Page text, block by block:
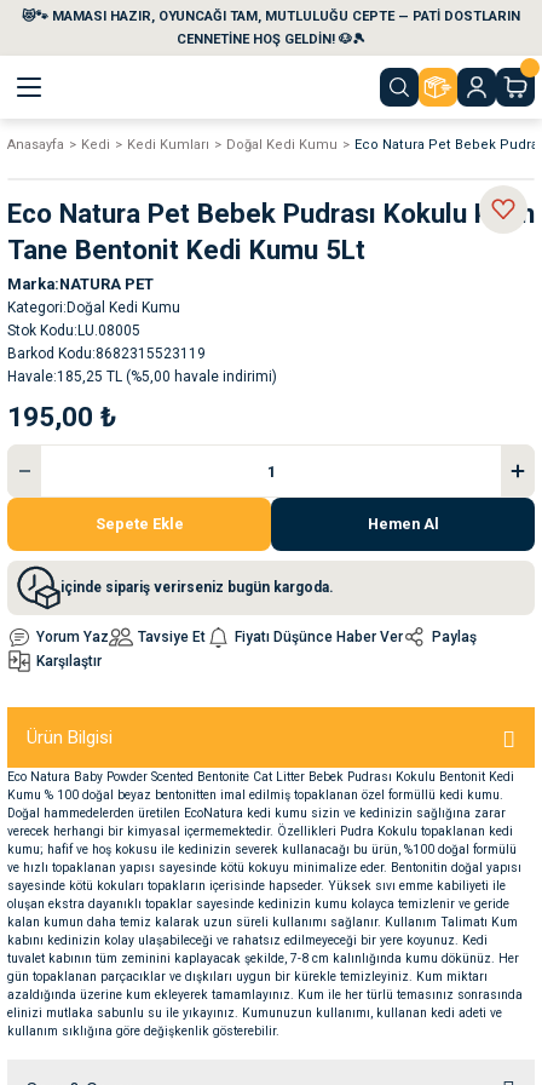
😻🐾 MAMASI HAZIR, OYUNCAĞI TAM, MUTLULUĞU CEPTE — PATİ DOSTLARIN
CENNETİNE HOŞ GELDİN! 🐶🎾
Geri Dön
Geri Dön
Temizlik Ürünleri
Su Kabları
Kemikleri
Seyahat Ürünleri
Geri Dön
Geri Dön
Geri Dön
Geri Dön
Anasayfa Kedi Kedi Kumları Doğal Kedi Kumu Eco Natura Pet Bebek
Eco Natura Pet Bebek Pudrası Kokulu Kalın
Tane Bentonit Kedi Kumu 5Lt
Marka NATURA PET
Kategori Doğal Kedi Kumu
Stok Kodu LU.08005
Barkod Kodu 8682315523119
Havale 185,25 TL (%5,00 havale indirimi)
195,00 ₺
Sepete Ekle Hemen Al
içinde sipariş verirseniz bugün kargoda.
Yorum Yaz Tavsiye Et Fiyatı Düşünce Haber Ver
Paylaş
Karşılaştır
Ürün Bilgisi
Eco Natura Baby Powder Scented Bentonite Cat Litter Bebek Pudrası Kokulu Bentonit Kedi
Kumu % 100 doğal beyaz bentonitten imal edilmiş topaklanan özel formüllü kedi kumu.
Doğal hammedelerden üretilen EcoNatura kedi kumu sizin ve kedinizin sağlığına zarar
verecek herhangi bir kimyasal içermemektedir. Özellikleri Pudra Kokulu topaklanan kedi
kumu; hafif ve hoş kokusu ile kedinizin severek kullanacağı bu ürün, %100 doğal formülü
ve hızlı topaklanan yapısı sayesinde kötü kokuyu minimalize eder. Bentonitin doğal yapısı
sayesinde kötü kokuları topakların içerisinde hapseder. Yüksek sıvı emme kabiliyeti ile
oluşan ekstra dayanıklı topaklar sayesinde kedinizin kumu kolayca temizlenir ve geride
kalan kumun daha temiz kalarak uzun süreli kullanımı sağlanır. Kullanım Talimatı Kum
kabını kedinizin kolay ulaşabileceği ve rahatsız edilmeyeceği bir yere koyunuz. Kedi
tuvalet kabının tüm zeminini kaplayacak şekilde, 7-8 cm kalınlığında kumu dökünüz. Her
gün topaklanan parçacıklar ve dışkıları uygun bir kürekle temizleyiniz. Kum miktarı
azaldığında üzerine kum ekleyerek tamamlayınız. Kum ile her türlü temasınız sonrasında
elinizi mutlaka sabunlu su ile yıkayınız. Kumunuzun kullanımı, kullanan kedi adeti ve
kullanım sıklığına göre değişkenlik gösterebilir.